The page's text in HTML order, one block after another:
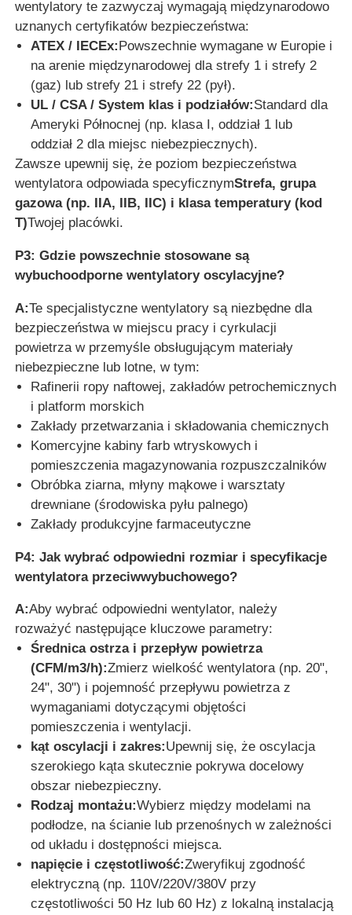
wentylatory te zazwyczaj wymagają międzynarodowo
uznanych certyfikatów bezpieczeństwa:
ATEX / IECEx: Powszechnie wymagane w Europie i
na arenie międzynarodowej dla strefy 1 i strefy 2
(gaz) lub strefy 21 i strefy 22 (pył).
UL / CSA / System klas i podziałów:Standard dla
Ameryki Północnej (np. klasa I, oddział 1 lub
oddział 2 dla miejsc niebezpiecznych).
Zawsze upewnij się, że poziom bezpieczeństwa
wentylatora odpowiada specyficznymStrefa, grupa
gazowa (np. IIA, IIB, IIC) i klasa temperatury (kod
T)Twojej placówki.
P3: Gdzie powszechnie stosowane są
wybuchoodporne wentylatory oscylacyjne?
A:Te specjalistyczne wentylatory są niezbędne dla
bezpieczeństwa w miejscu pracy i cyrkulacji
powietrza w przemyśle obsługującym materiały
niebezpieczne lub lotne, w tym:
Rafinerii ropy naftowej, zakładów petrochemicznych
i platform morskich
Zakłady przetwarzania i składowania chemicznych
Komercyjne kabiny farb wtryskowych i
pomieszczenia magazynowania rozpuszczalników
Obróbka ziarna, młyny mąkowe i warsztaty
drewniane (środowiska pyłu palnego)
Zakłady produkcyjne farmaceutyczne
P4: Jak wybrać odpowiedni rozmiar i specyfikacje
wentylatora przeciwwybuchowego?
A:Aby wybrać odpowiedni wentylator, należy
rozważyć następujące kluczowe parametry:
Średnica ostrza i przepływ powietrza
(CFM/m3/h):Zmierz wielkość wentylatora (np. 20",
24", 30") i pojemność przepływu powietrza z
wymaganiami dotyczącymi objętości
pomieszczenia i wentylacji.
kąt oscylacji i zakres:Upewnij się, że oscylacja
szerokiego kąta skutecznie pokrywa docelowy
obszar niebezpieczny.
Rodzaj montażu:Wybierz między modelami na
podłodze, na ścianie lub przenośnych w zależności
od układu i dostępności miejsca.
napięcie i częstotliwość:Zweryfikuj zgodność
elektryczną (np. 110V/220V/380V przy
częstotliwości 50 Hz lub 60 Hz) z lokalną instalacją